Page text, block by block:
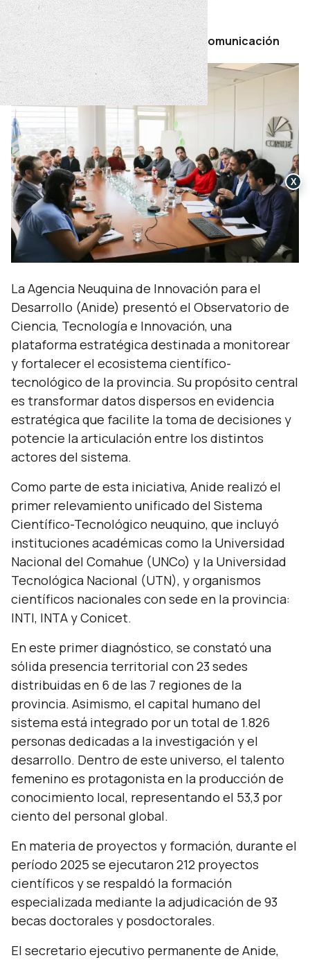
viernes 26 de junio de 2026
Por Secretaría de Prensa y Comunicación
La Agencia Neuquina de Innovación para el
Desarrollo (Anide) presentó el Observatorio de
Ciencia, Tecnología e Innovación, una
plataforma estratégica destinada a monitorear
y fortalecer el ecosistema científico-
tecnológico de la provincia. Su propósito central
es transformar datos dispersos en evidencia
estratégica que facilite la toma de decisiones y
potencie la articulación entre los distintos
actores del sistema.
Como parte de esta iniciativa, Anide realizó el
primer relevamiento unificado del Sistema
Científico-Tecnológico neuquino, que incluyó
instituciones académicas como la Universidad
Nacional del Comahue (UNCo) y la Universidad
Tecnológica Nacional (UTN), y organismos
científicos nacionales con sede en la provincia:
INTI, INTA y Conicet.
En este primer diagnóstico, se constató una
sólida presencia territorial con 23 sedes
distribuidas en 6 de las 7 regiones de la
provincia. Asimismo, el capital humano del
sistema está integrado por un total de 1.826
personas dedicadas a la investigación y el
desarrollo. Dentro de este universo, el talento
femenino es protagonista en la producción de
conocimiento local, representando el 53,3 por
ciento del personal global.
En materia de proyectos y formación, durante el
período 2025 se ejecutaron 212 proyectos
científicos y se respaldó la formación
especializada mediante la adjudicación de 93
becas doctorales y posdoctorales.
El secretario ejecutivo permanente de Anide,
X